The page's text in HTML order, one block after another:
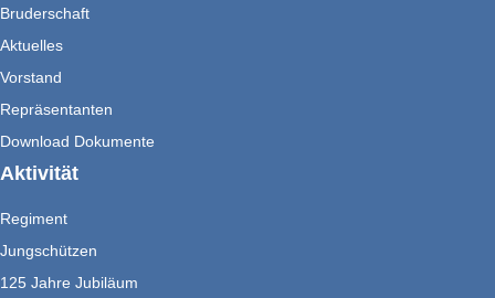
Bruderschaft
Aktuelles
Vorstand
Repräsentanten
Download Dokumente
Aktivität
Regiment
Jungschützen
125 Jahre Jubiläum